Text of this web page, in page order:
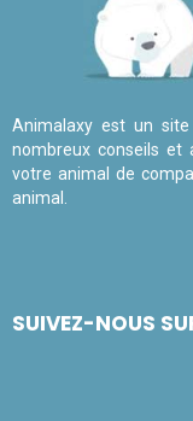
Animalaxy est un
nombreux conseils et
votre animal de
animal.
SUIVEZ-NOUS